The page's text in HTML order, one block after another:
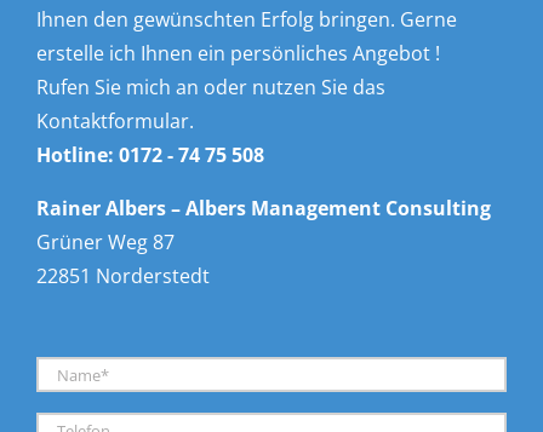
Ihnen den gewünschten Erfolg bringen. Gerne
erstelle ich Ihnen ein persönliches Angebot !
Rufen Sie mich an oder nutzen Sie das
Kontaktformular.
Hotline: 0172 - 74 75 508
Rainer Albers – Albers Management Consulting
Grüner Weg 87
22851 Norderstedt